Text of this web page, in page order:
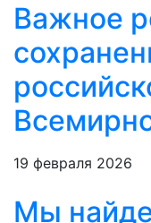
Важное
19 февраля 2026
Мы